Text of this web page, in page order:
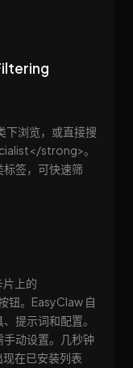
浏览，或直接搜
strong>。
签，可快速筛
上的
。EasyClaw 自
提示词和配置。
动设置。几秒钟
在已安装列表